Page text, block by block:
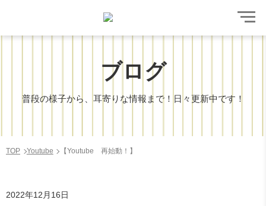
ブログ
普段の様子から、耳寄りな情報まで！日々更新中です！
TOP Youtube 【Youtube 再始動！】
2022年12月16日